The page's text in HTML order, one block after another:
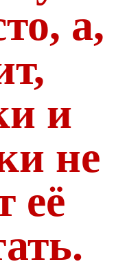
а,
и
не
её